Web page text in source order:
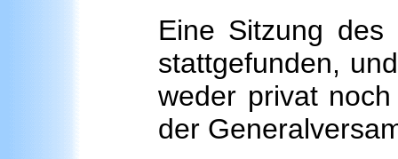
Eine Sitzung
stattgefunden,
weder privat
der